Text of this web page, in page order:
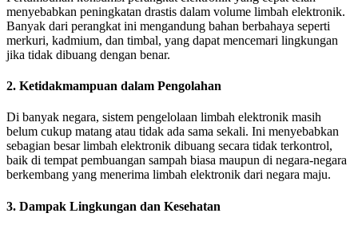
menyebabkan peningkatan drastis dalam volume limbah elektronik.
Banyak dari perangkat ini mengandung bahan berbahaya seperti
merkuri, kadmium, dan timbal, yang dapat mencemari lingkungan
jika tidak dibuang dengan benar.
2. Ketidakmampuan dalam Pengolahan
Di banyak negara, sistem pengelolaan limbah elektronik masih
belum cukup matang atau tidak ada sama sekali. Ini menyebabkan
sebagian besar limbah elektronik dibuang secara tidak terkontrol,
baik di tempat pembuangan sampah biasa maupun di negara-negara
berkembang yang menerima limbah elektronik dari negara maju.
3. Dampak Lingkungan dan Kesehatan